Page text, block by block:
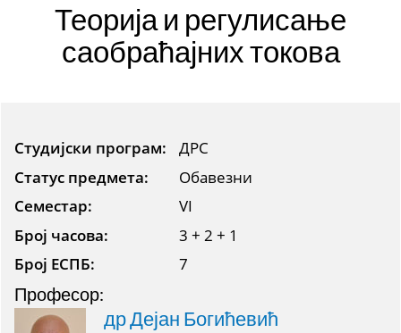
Теорија и регулисање
саобраћајних токова
Студијски програм:
ДРС
Статус предмета:
Обавезни
Семестар:
VI
Број часова:
3 + 2 + 1
Број ЕСПБ:
7
Професор:
др Дејан Богићевић